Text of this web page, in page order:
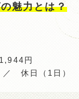
魅力とは？
円
休日（1日）